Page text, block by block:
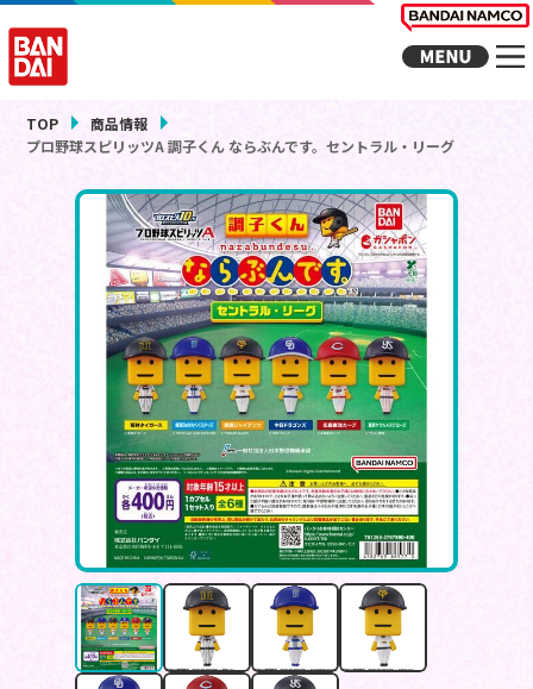
TOP
商品情報
プロ野球スピリッツA 調子くん ならぶんです。セントラル・リーグ